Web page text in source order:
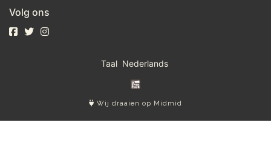
Volg ons
Taal
Wij draaien op Midmid